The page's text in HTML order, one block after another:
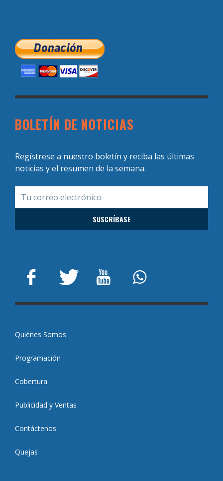
BOLETÍN DE NOTICIAS
Regístrese a nuestro boletín y reciba las últimas
noticias y el resumen de la semana.
Quiénes Somos
Programación
Cobertura
Publicidad y Ventas
Contáctenos
Quejas